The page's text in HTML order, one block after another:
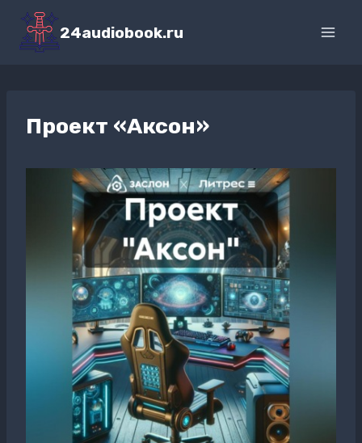
Перейти
содержимому
24audiobook.ru
Проект «Аксон»